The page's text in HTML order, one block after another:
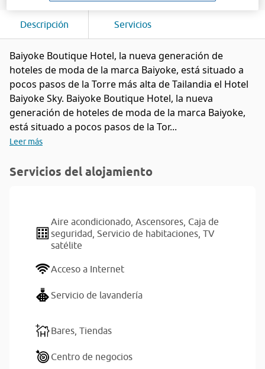
Descripción Servicios
Baiyoke Boutique Hotel, la nueva generación de
hoteles de moda de la marca Baiyoke, está situado a
pocos pasos de la Torre más alta de Tailandia el Hotel
Baiyoke Sky. Baiyoke Boutique Hotel, la nueva
generación de hoteles de moda de la marca Baiyoke,
está situado a pocos pasos de la Tor...
Leer más
Servicios del alojamiento
Aire acondicionado, Ascensores, Caja de
seguridad, Servicio de habitaciones, TV
satélite
Acceso a Internet
Servicio de lavandería
Bares, Tiendas
Centro de negocios